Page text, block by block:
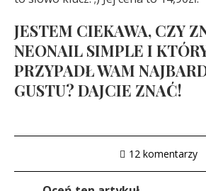
JESTEM CIEKAWA, CZY
NEONAIL SIMPLE I
PRZYPADŁ WAM
GUSTU? DAJCIE ZNAĆ!
12 komentarzy